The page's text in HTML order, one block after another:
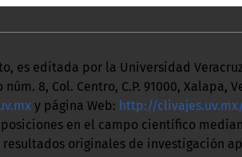
es editada por la Universidad
8, Col. Centro, C.P. 91000, Xalapa,
y página Web: http://
en el campo científico
originales de investigación